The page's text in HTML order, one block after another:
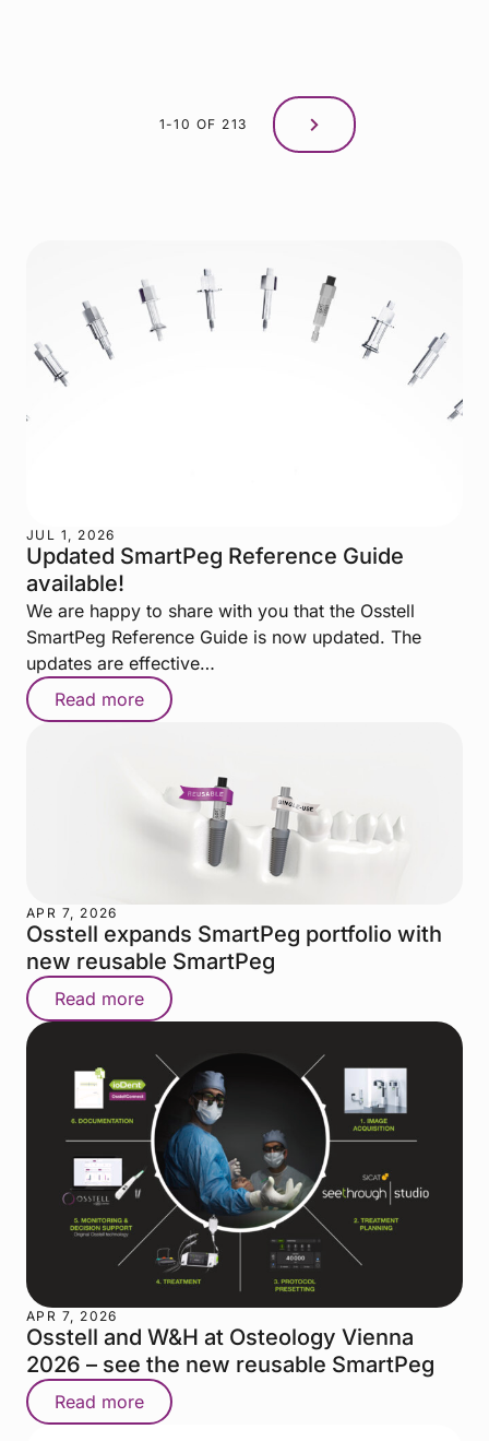
1-10 OF 213
JUL 1, 2026
Updated SmartPeg Reference Guide
available!
We are happy to share with you that the Osstell
SmartPeg Reference Guide is now updated. The
updates are effective…
Read more
APR 7, 2026
Osstell expands SmartPeg portfolio with
new reusable SmartPeg
Read more
APR 7, 2026
Osstell and W&H at Osteology Vienna
2026 – see the new reusable SmartPeg
Read more